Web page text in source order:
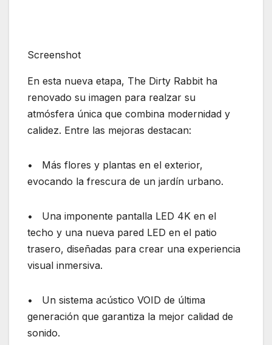
Screenshot
En esta nueva etapa, The Dirty Rabbit ha
renovado su imagen para realzar su
atmósfera única que combina modernidad y
calidez. Entre las mejoras destacan:
• Más flores y plantas en el exterior,
evocando la frescura de un jardín urbano.
• Una imponente pantalla LED 4K en el
techo y una nueva pared LED en el patio
trasero, diseñadas para crear una experiencia
visual inmersiva.
• Un sistema acústico VOID de última
generación que garantiza la mejor calidad de
sonido.